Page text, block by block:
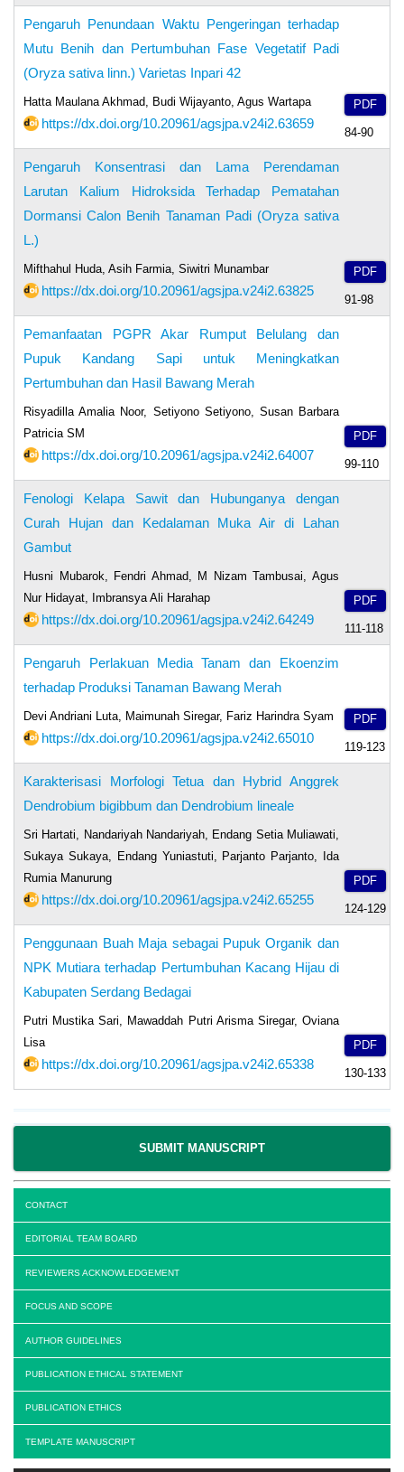
SUBMIT MANUSCRIPT
CONTACT
EDITORIAL TEAM BOARD
REVIEWERS ACKNOWLEDGEMENT
FOCUS AND SCOPE
AUTHOR GUIDELINES
PUBLICATION ETHICAL STATEMENT
PUBLICATION ETHICS
TEMPLATE MANUSCRIPT
Pengaruh Penundaan Waktu Pengeringan terhadap
Mutu Benih dan Pertumbuhan Fase Vegetatif Padi
(Oryza sativa linn.) Varietas Inpari 42
Hatta Maulana Akhmad, Budi Wijayanto, Agus Wartapa
https://dx.doi.org/10.20961/agsjpa.v24i2.63659
PDF
84-90
Pengaruh Konsentrasi dan Lama Perendaman
Larutan Kalium Hidroksida Terhadap Pematahan
Dormansi Calon Benih Tanaman Padi (Oryza sativa
L.)
Mifthahul Huda, Asih Farmia, Siwitri Munambar
https://dx.doi.org/10.20961/agsjpa.v24i2.63825
PDF
91-98
Pemanfaatan PGPR Akar Rumput Belulang dan
Pupuk Kandang Sapi untuk Meningkatkan
Pertumbuhan dan Hasil Bawang Merah
Risyadilla Amalia Noor, Setiyono Setiyono, Susan Barbara
Patricia SM
https://dx.doi.org/10.20961/agsjpa.v24i2.64007
PDF
99-110
Fenologi Kelapa Sawit dan Hubunganya dengan
Curah Hujan dan Kedalaman Muka Air di Lahan
Gambut
Husni Mubarok, Fendri Ahmad, M Nizam Tambusai, Agus
Nur Hidayat, Imbransya Ali Harahap
https://dx.doi.org/10.20961/agsjpa.v24i2.64249
PDF
111-118
Pengaruh Perlakuan Media Tanam dan Ekoenzim
terhadap Produksi Tanaman Bawang Merah
Devi Andriani Luta, Maimunah Siregar, Fariz Harindra Syam
https://dx.doi.org/10.20961/agsjpa.v24i2.65010
PDF
119-123
Karakterisasi Morfologi Tetua dan Hybrid Anggrek
Dendrobium bigibbum dan Dendrobium lineale
Sri Hartati, Nandariyah Nandariyah, Endang Setia Muliawati,
Sukaya Sukaya, Endang Yuniastuti, Parjanto Parjanto, Ida
Rumia Manurung
https://dx.doi.org/10.20961/agsjpa.v24i2.65255
PDF
124-129
Penggunaan Buah Maja sebagai Pupuk Organik dan
NPK Mutiara terhadap Pertumbuhan Kacang Hijau di
Kabupaten Serdang Bedagai
Putri Mustika Sari, Mawaddah Putri Arisma Siregar, Oviana
Lisa
https://dx.doi.org/10.20961/agsjpa.v24i2.65338
PDF
130-133